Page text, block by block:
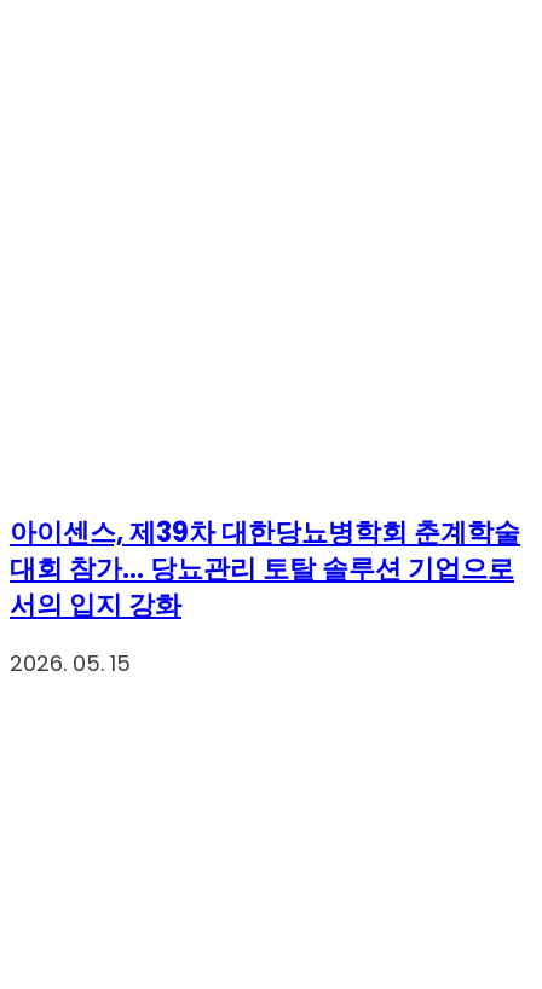
아이센스, 제39차 대한당뇨병학회 춘계학술
대회 참가… 당뇨관리 토탈 솔루션 기업으로
서의 입지 강화
2026. 05. 15